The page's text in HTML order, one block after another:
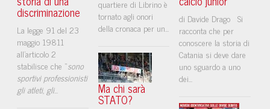
discriminazione
La legge 91 del 23
maggio 19811
all’articolo 2
stabilisce che “sono
sportivi professionisti
gli atleti, gli...
quartiere di Librino è
tornato agli onori
della cronaca per un...
Ma chi sarà
STATO?
di Davide Drago Si
racconta che per
conoscere la storia di
Catania si deve dare
uno sguardo a uno
dei...